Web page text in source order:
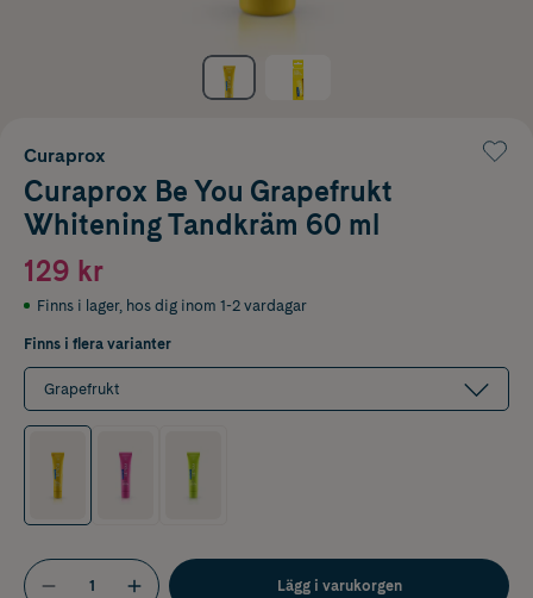
Curaprox
Curaprox Be You Grapefrukt
Whitening Tandkräm 60 ml
129 kr
Finns i lager, hos dig inom 1-2 vardagar
Finns i flera varianter
Grapefrukt
Lägg i varukorgen